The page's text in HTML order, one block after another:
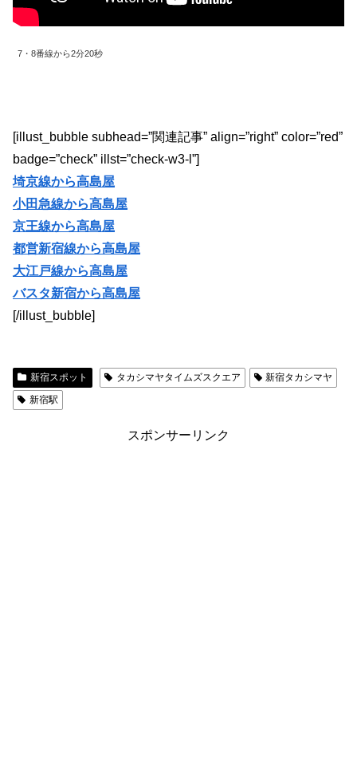
7・8番線から2分20秒
[illust_bubble subhead=”関連記事” align=”right” color=”red”
badge=”check” illst=”check-w3-l”]
埼京線から高島屋
小田急線から高島屋
京王線から高島屋
都営新宿線から高島屋
大江戸線から高島屋
バスタ新宿から高島屋
[/illust_bubble]
新宿スポット タカシマヤタイムズスクエア
新宿タカシマヤ
新宿駅
スポンサーリンク